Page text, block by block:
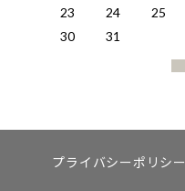
23
24 25
30
31
プライバシーポリシー